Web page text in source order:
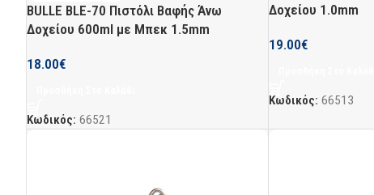
BULLE BLE-70 Πιστόλι Βαφής Άνω
Δοχείου 600ml με Μπεκ 1.5mm
18.00€
Κωδικός: 66521
Δοχείου 1.0mm
19.00€
Κωδικός:66513